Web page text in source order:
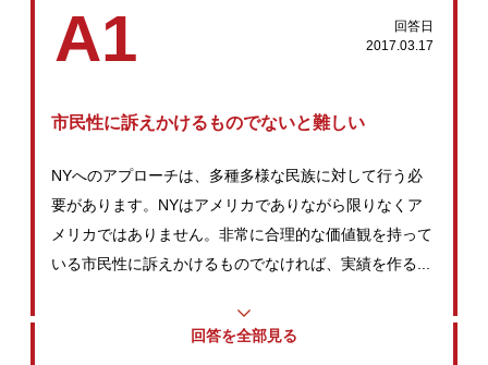
A1
回答日
2017.03.17
市民性に訴えかけるものでないと難しい
NYへのアプローチは、多種多様な民族に対して行う必
要があります。NYはアメリカでありながら限りなくア
メリカではありません。非常に合理的な価値観を持って
いる市民性に訴えかけるものでなければ、実績を作る...
回答を全部見る